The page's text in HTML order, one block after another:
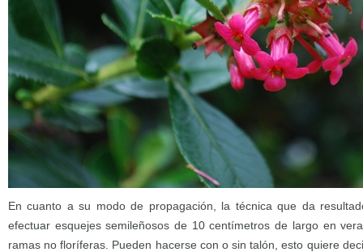
En cuanto a su modo de propagación, la técnica que da
efectuar esquejes semileñosos de 10 centímetros de largo en
ramas no floríferas. Pueden hacerse con o sin talón, esto quiere